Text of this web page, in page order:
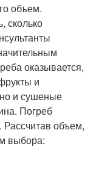
объем.
сколько
оказывается,
и
и сушеные
Погреб
Рассчитав объем,
выбора: